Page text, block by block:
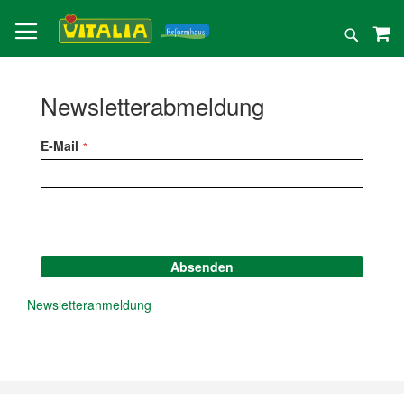
zum
Inhalt
Suche
Newsletterabmeldung
E-Mail
Absenden
Newsletteranmeldung